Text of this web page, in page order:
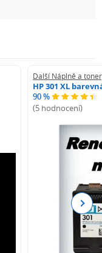
Další Náplně a
HP 301 XL
90 %
(5 hodnocení)
Next